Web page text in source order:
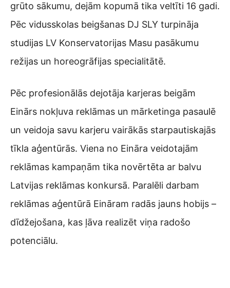
grūto sākumu, dejām kopumā tika veltīti 16 gadi.
Pēc vidusskolas beigšanas DJ SLY turpināja
studijas LV Konservatorijas Masu pasākumu
režijas un horeogrāfijas specialitātē.
Pēc profesionālās dejotāja karjeras beigām
Einārs nokļuva reklāmas un mārketinga pasaulē
un veidoja savu karjeru vairākās starpautiskajās
tīkla aģentūrās. Viena no Eināra veidotajām
reklāmas kampaņām tika novērtēta ar balvu
Latvijas reklāmas konkursā. Paralēli darbam
reklāmas aģentūrā Eināram radās jauns hobijs –
dīdžejošana, kas ļāva realizēt viņa radošo
potenciālu.